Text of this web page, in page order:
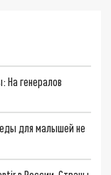
На генералов
для малышей не